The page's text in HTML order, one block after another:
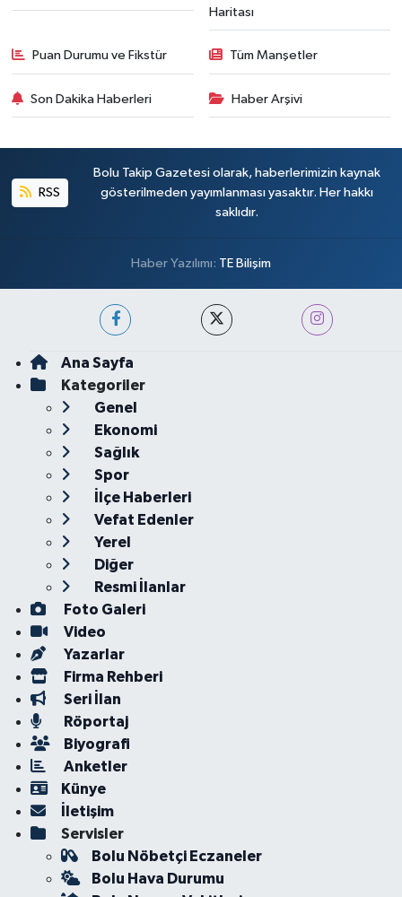
Haritası
Puan Durumu ve Fikstür Tüm Manşetler
Son Dakika Haberleri Haber Arşivi
RSS
Bolu Takip Gazetesi olarak, haberlerimizin kaynak
gösterilmeden yayımlanması yasaktır. Her hakkı
saklıdır.
Haber Yazılımı: TE Bilişim
Ana Sayfa
Kategoriler
Genel
Ekonomi
Sağlık
Spor
İlçe Haberleri
Vefat Edenler
Yerel
Diğer
Resmi İlanlar
Foto Galeri
Video
Yazarlar
Firma Rehberi
Seri İlan
Röportaj
Biyografi
Anketler
Künye
İletişim
Servisler
Bolu Nöbetçi Eczaneler
Bolu Hava Durumu